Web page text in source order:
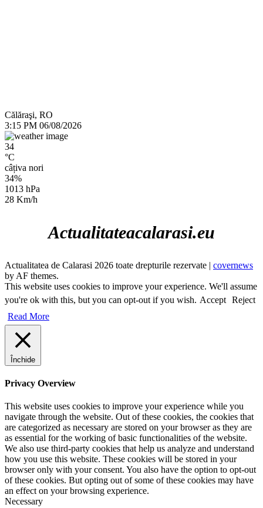
Călăraşi, RO
3:15 PM 06/08/2026
34
°C
câțiva nori
34%
1013 hPa
28 Km/h
Actualitateacalarasi.eu
Actualitatea de Calarasi 2026 toate drepturile rezervate | covernews
by AF themes.
This website uses cookies to improve your experience. We'll assume
you're ok with this, but you can opt-out if you wish. Accept Reject
Read More
Închide
Privacy Overview
This website uses cookies to improve your experience while you
navigate through the website. Out of these cookies, the cookies that
are categorized as necessary are stored on your browser as they are
as essential for the working of basic functionalities of the website.
We also use third-party cookies that help us analyze and understand
how you use this website. These cookies will be stored in your
browser only with your consent. You also have the option to opt-out
of these cookies. But opting out of some of these cookies may have
an effect on your browsing experience.
Necessary